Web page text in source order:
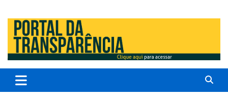
Prefeitura Municipal de Altos /
PI